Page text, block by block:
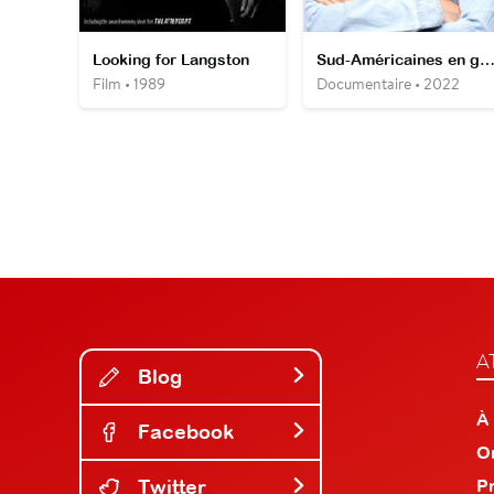
Looking for Langston
Film • 1989
Sud-Américaines en guerre contre le machisme
Documentaire • 2022
Blog
Facebook
Twitter
À